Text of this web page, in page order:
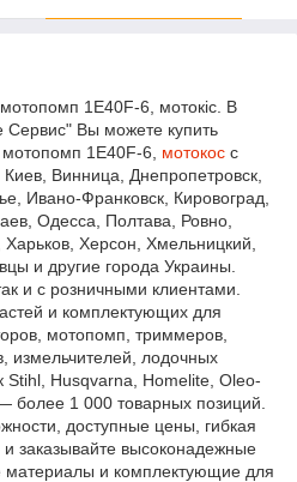
1E40F-6, мотокіс. В
Вы можете купить
1E40F-6, мотокос с
Винница, Днепропетровск,
Ивано-Франковск, Кировоград,
Одесса, Полтава, Ровно,
Херсон, Хмельницкий,
и другие города Украины.
и с розничными клиентами.
и комплектующих для
мотопомп, триммеров,
измельчителей, лодочных
Stihl, Husqvarna, Homelite, Oleo-
более 1 000 товарных позиций.
доступные цены, гибкая
заказывайте высоконадежные
материалы и комплектующие для